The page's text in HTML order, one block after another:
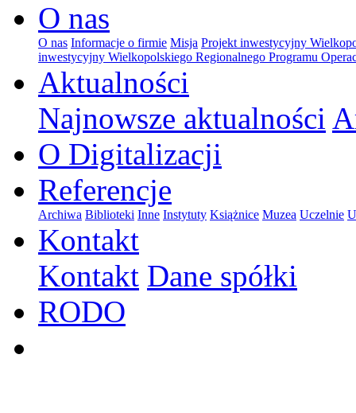
O nas
O nas Informacje o firmie Misja Projekt inwestycyjny
inwestycyjny Wielkopolskiego Regionalnego Programu
Aktualności
Najnowsze aktualności
O Digitalizacji
Referencje
Archiwa Biblioteki Inne Instytuty Książnice Muzea Uczelnie
Kontakt
Kontakt Dane spółki
RODO